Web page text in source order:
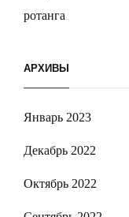
ротанга
АРХИВЫ
Январь 2023
Декабрь 2022
Октябрь 2022